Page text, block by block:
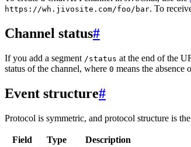
https://wh.jivosite.com/foo/bar. To
Channel status#
If you add a segment /status at the end of the
status of the channel, where 0 means the absence
Event structure#
Protocol is symmetric, and protocol structure is
Field Type
Description